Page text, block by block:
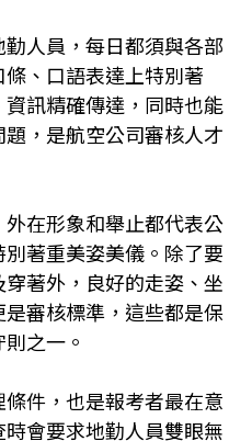
人員，每日都須與各部
、口語表達上特別著
訊精確傳達，同時也能
，是航空公司審核人才
在形象和舉止都代表公
著重美姿美儀。除了要
著外，良好的走姿、坐
審核標準，這些都是保
之一。
件，也是報考者最在意
會要求地勤人員雙眼無